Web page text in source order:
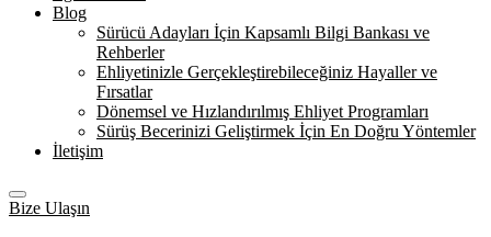
Blog
Sürücü Adayları İçin Kapsamlı Bilgi Bankası ve
Rehberler
Ehliyetinizle Gerçekleştirebileceğiniz Hayaller ve
Fırsatlar
Dönemsel ve Hızlandırılmış Ehliyet Programları
Sürüş Becerinizi Geliştirmek İçin En Doğru Yöntemler
İletişim
Bize Ulaşın